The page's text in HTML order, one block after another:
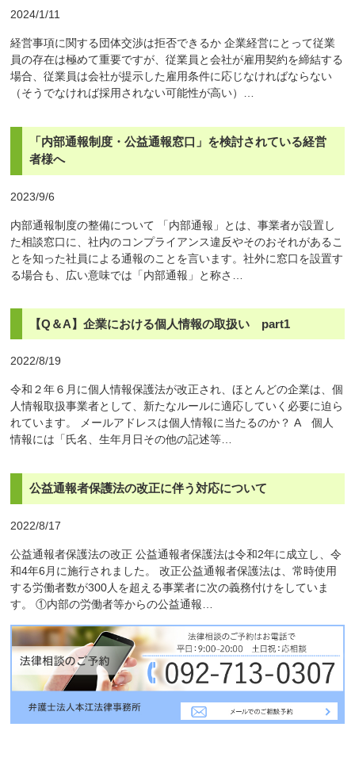
2024/1/11
経営事項に関する団体交渉は拒否できるか 企業経営にとって従業
員の存在は極めて重要ですが、従業員と会社が雇用契約を締結する
場合、従業員は会社が提示した雇用条件に応じなければならない
（そうでなければ採用されない可能性が高い）…
「内部通報制度・公益通報窓口」を検討されている経営
者様へ
2023/9/6
内部通報制度の整備について 「内部通報」とは、事業者が設置し
た相談窓口に、社内のコンプライアンス違反やそのおそれがあるこ
とを知った社員による通報のことを言います。社外に窓口を設置す
る場合も、広い意味では「内部通報」と称さ…
【Q＆A】企業における個人情報の取扱い part1
2022/8/19
令和２年６月に個人情報保護法が改正され、ほとんどの企業は、個
人情報取扱事業者として、新たなルールに適応していく必要に迫ら
れています。 メールアドレスは個人情報に当たるのか？ A 個人
情報には「氏名、生年月日その他の記述等…
公益通報者保護法の改正に伴う対応について
2022/8/17
公益通報者保護法の改正 公益通報者保護法は令和2年に成立し、令
和4年6月に施行されました。 改正公益通報者保護法は、常時使用
する労働者数が300人を超える事業者に次の義務付けをしていま
す。 ①内部の労働者等からの公益通報…